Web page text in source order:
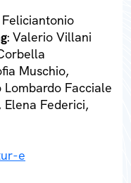
Feliciantonio
: Valerio Villani
Muschio,
Facciale
Federici,
e